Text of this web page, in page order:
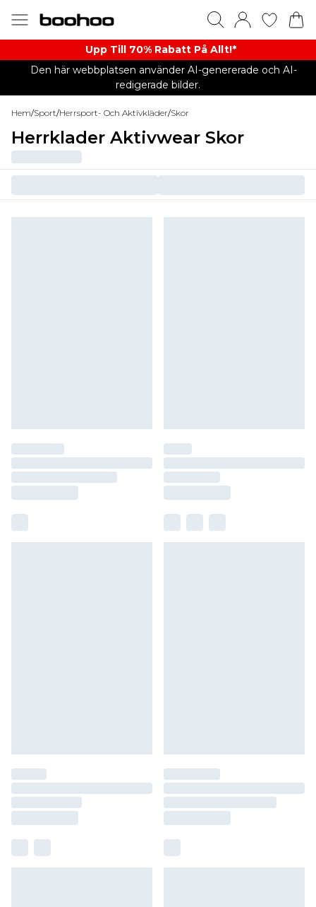
Upp Till 70% Rabatt På Allt!*
Den här webbplatsen använder AI-genererade och AI-
redigerade bilder.
Hem/Sport/Herrsport- Och Aktivkläder/Skor
Herrklader Aktivwear Skor